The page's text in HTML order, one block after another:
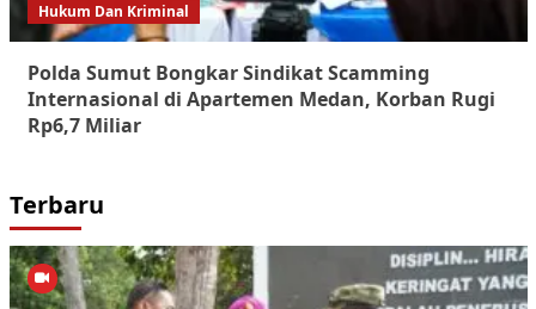
Hukum Dan Kriminal
Polda Sumut Bongkar Sindikat Scamming
Internasional di Apartemen Medan, Korban Rugi
Rp6,7 Miliar
Terbaru